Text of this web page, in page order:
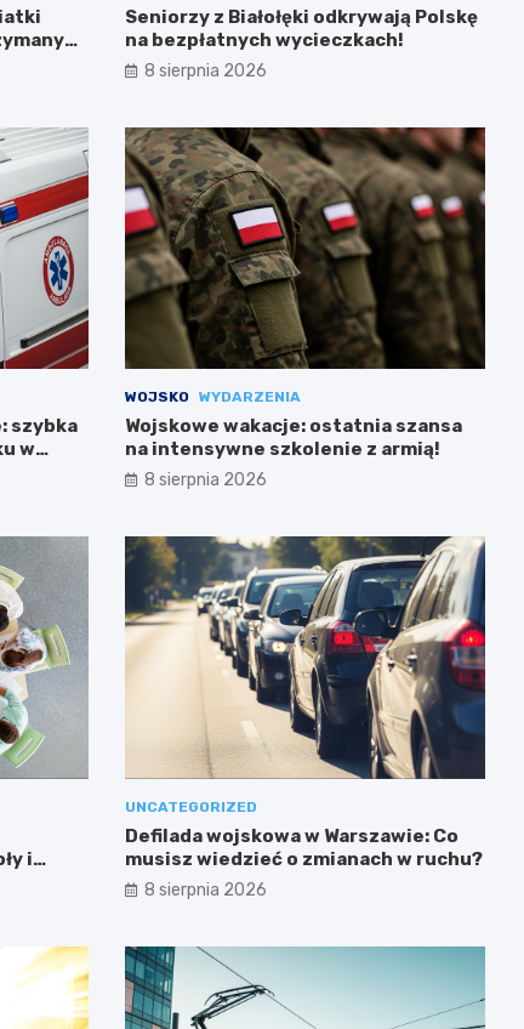
Seniorzy z Białołęki odkrywają Polskę
na bezpłatnych wycieczkach!
8 sierpnia 2026
szybka
w
WOJSKO WYDARZENIA
Wojskowe wakacje: ostatnia szansa
na intensywne szkolenie z armią!
8 sierpnia 2026
i
UNCATEGORIZED
Defilada wojskowa w Warszawie: Co
musisz wiedzieć o zmianach w ruchu?
8 sierpnia 2026